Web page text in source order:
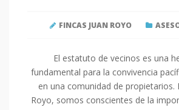
FINCAS JUAN ROYO
El estatuto de vecinos es una
fundamental para la convivencia
en una comunidad de propietarios.
Royo, somos conscientes de la